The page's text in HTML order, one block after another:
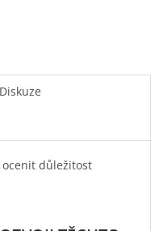
Diskuze
ocenit důležitost